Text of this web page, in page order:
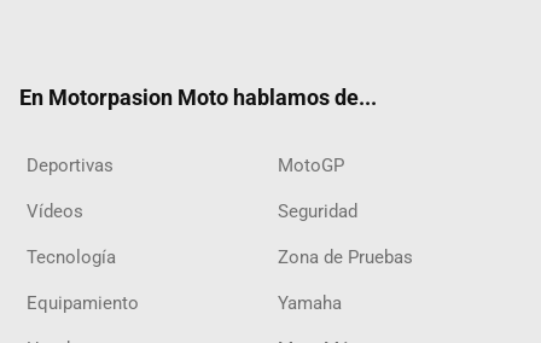
En Motorpasion Moto hablamos de...
Deportivas MotoGP
Vídeos Seguridad
Tecnología Zona de Pruebas
Equipamiento Yamaha